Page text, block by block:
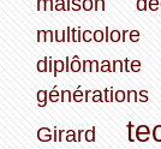
multicolore
diplômante
générations
Girard